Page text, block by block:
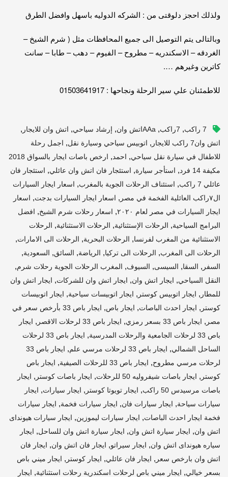
ولذلك احجز دلوقتى من : الشركه الدوليه باسهل وافضل الطرق
وبالتالى يتم التوصيل الى جميع المحافظات مثل ( شرم الشيخ –
الغردقه – الاسكندريه – مطروح – الفيوم – دهب – طابا – سانت
كاترين وغيرهم ….
للاطمئنان علي سير الرحلة ونجاحها : 01503641917
7 راكب , 7راكب , AAaاتش وان , إرشاد سياحي, اتش وان للايجار ,
اتش وان7 راكب للايجار , اتوبيس سياحي وسيارة نقل, اجمل رحلة
للاطفال في سيارة نقل سياحي, احمد,
ارخص باصات ايجار بالسواق 2018
مكيفة 14 فرد
, استأجر سيارة, استئجار فان اتش وان عائلي, استئجار فان
عائلي 7 راكب
, استئناف الرحلات الجوية بالمغرب, اسعار ايجار السيارات
ال٧راكب العائلية الفخمة في مصر
, اسعار ايجار السيارات بدجت, اسعار
ايجار السيارات في مصر لعام ٢٠٢٠
, اسعار رحلات شرم الشيخ, افضل
البرامج السياحية, الرحلات الإستثنائية, الرحلات الاستثنائية, الرحلات
الاستثنائية من المغرب لفرنسا, الرحلات البحرية, الرحلات الى الامارات,
الرحلات الى المغرب, الرحلات الى تركيا, الرياضة, السائق, السعودية,
السفر , السقا, السيسى, السيوف, المغرب الرحلات الجوية رحلات شرم,
النقل السياحي, ايجار اتش وان, ايجار اتش وان للشركات, ايجار اتش وان
للمطار , ايجار اتوبيس كوستر , ايجار اتوبيسات سياحية, ايجار اتوبيسات
كوستر , ايجار احدث الباصات, ايجار باص,
ايجار باص 33 بأرخص سعر في
مصر , ايجار باص 33 بسعر رمزي , ايجار باص 33 لرحلات الاقصر , ايجار
باص 33 لرحلات الجامعية والرحلات المدرسية
,
ايجار باص 33 لرحلات
الساحل الشمالي, ايجار باص 33 لرحلات مرسي علم ,
ايجار باص 33
لرحلات مرسي مطروح, ايجار باص 33 للرحلات الصيفية , ايجار باص
كوستر , ايجار باصات شيفروليه 50 للرحلات , ايجار باصات كوستر , ايجار
باصات مرسيدس 50 راكب
, ايجار تويوتا كوستر , ايجار سيارات, ايجار
سيارات سياحة, ايجار سيارات فان, ايجار سيارات فخمة, ايجار سيارات
فخمة ايجار احدث الباصات, ايجار سيارات ليموزين, ايجار سيارات هيونداى
اتش وان, ايجار سيارة اتش وان, ايجار سيارة اتش وان للساحل, ايجار
سياره هيونداى اتش وان, ايجار سيراتو, ايجار فان اتش وان, ايجار فان
اتش وان بارخص سعر , ايجار فان عائلي, ايجار كوستر , ايجار ميني باص
بسعر خيالي, ايجار ميني باص لرحلات اسكندرية رحلات استثنائية, ايجار